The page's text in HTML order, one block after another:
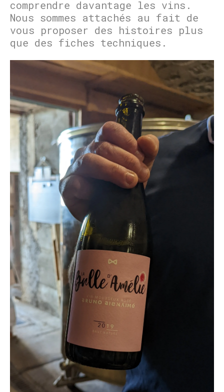
comprendre davantage les vins.
Nous sommes attachés au fait de
vous proposer des histoires plus
que des fiches techniques.